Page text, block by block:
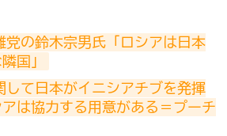
党の鈴木宗男氏「ロシアは日本
国」
して日本がイニシアチブを発揮
は協力する用意がある＝プーチ